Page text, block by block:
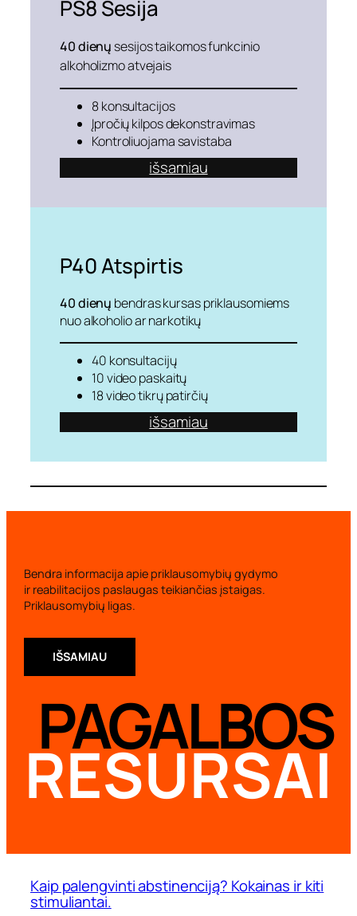
PS8Sesija
40 dienų sesijos taikomos funkcinio
alkoholizmo atvejais
8 konsultacijos
Įpročių kilpos dekonstravimas
Kontroliuojama savistaba
išsamiau
P40Atspirtis
40 dienų bendras kursas priklausomiems
nuo alkoholio ar narkotikų
40 konsultacijų
10 video paskaitų
18 video tikrų patirčių
išsamiau
Bendra informacija apie priklausomybių gydymo
ir reabilitacijos paslaugas teikiančias įstaigas.
Priklausomybių ligas.
IŠSAMIAU
PAGALBOS
RESURSAI
Kaip palengvinti abstinenciją? Kokainas ir kiti
stimuliantai.